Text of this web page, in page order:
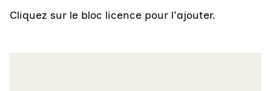
Cliquez sur le bloc licence pour l'ajouter.